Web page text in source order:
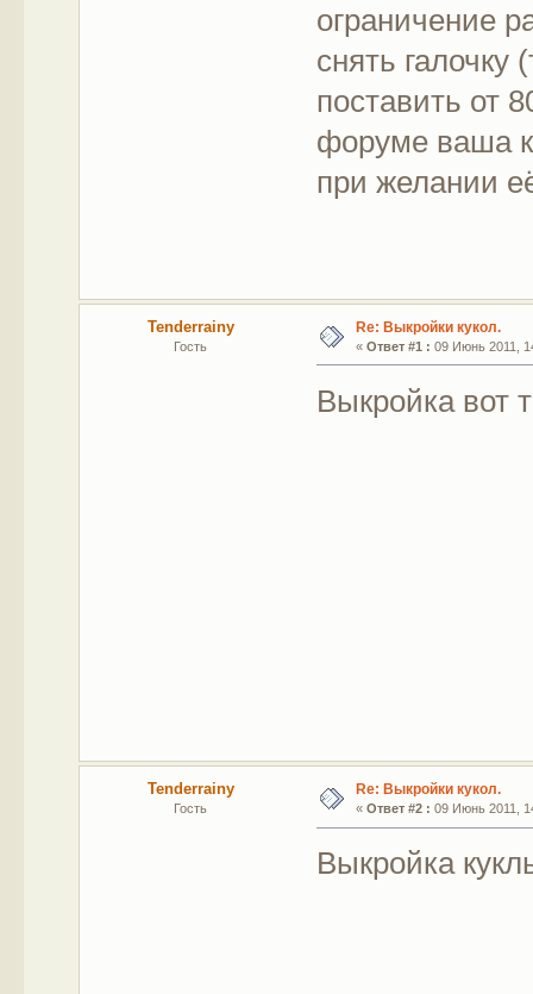
ограничение
снять
поставить от
форуме ваша
при желании
Tenderrainy
Гость
Re: Выкройки кукол.
« Ответ #1 : 09 Июнь 2011,
Выкройка вот
Tenderrainy
Гость
Re: Выкройки кукол.
« Ответ #2 : 09 Июнь 2011,
Выкройка